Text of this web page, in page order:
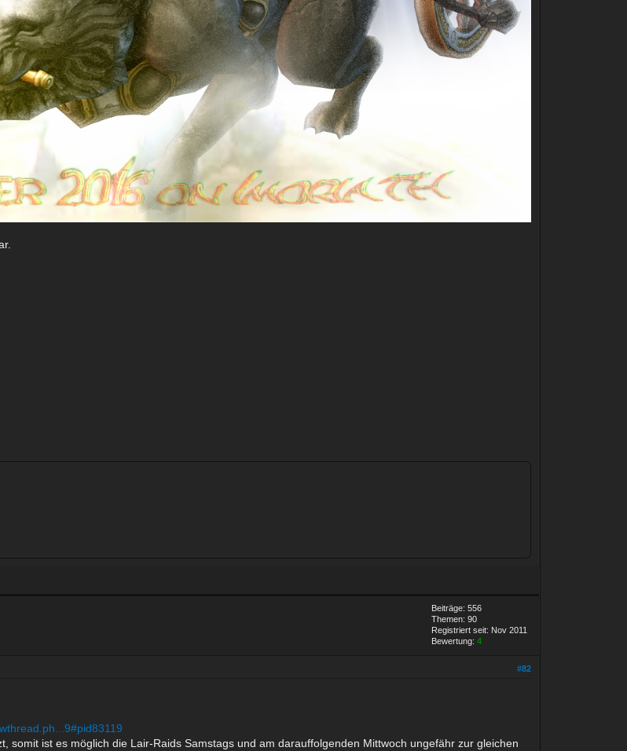
Beiträge: 556
Themen: 90
Registriert seit: Nov 2011
Bewertung:4
#82
somit ist es möglich die Lair-Raids Samstags und am darauffolgenden Mittwoch ungefähr zur gleichen